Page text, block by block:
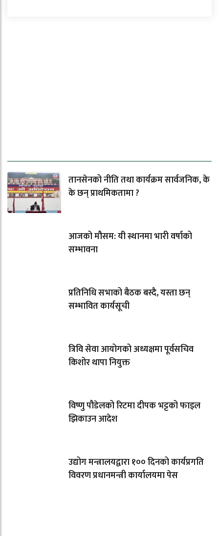
तानसेनको नीति तथा कार्यक्रम सार्वजनिक, के
के छन् प्राथमिकतामा ?
आजको मौसम: यी स्थानमा भारी वर्षाको
सम्भावना
प्रतिनिधि सभाको बैठक बस्दै, यस्ता छन्
सम्भावित कार्यसूची
त्रिवि सेवा आयोगको अध्यक्षमा पूर्वसचिव
किशोर थापा नियुक्त
विष्णु पौडेलको रिटमा दीपक भट्टको फाइल
झिकाउन आदेश
उद्योग मन्त्रालयद्वारा १०० दिनको कार्यप्रगति
विवरण प्रधानमन्त्री कार्यालयमा पेस